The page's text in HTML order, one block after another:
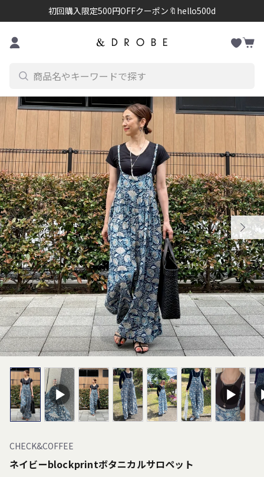
コンテンツに進む
初回購入限定500円OFFクーポン🔖hello500d
に ー
CHECK&COFFEE
ネイビーblockprintボタニカルサロペット